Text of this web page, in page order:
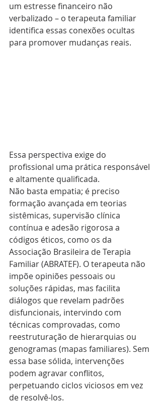
um estresse financeiro não
verbalizado – o terapeuta familiar
identifica essas conexões ocultas
para promover mudanças reais.
Essa perspectiva exige do
profissional uma prática responsável
e altamente qualificada.
Não basta empatia; é preciso
formação avançada em teorias
sistêmicas, supervisão clínica
contínua e adesão rigorosa a
códigos éticos, como os da
Associação Brasileira de Terapia
Familiar (ABRATEF). O terapeuta não
impõe opiniões pessoais ou
soluções rápidas, mas facilita
diálogos que revelam padrões
disfuncionais, intervindo com
técnicas comprovadas, como
reestruturação de hierarquias ou
genogramas (mapas familiares). Sem
essa base sólida, intervenções
podem agravar conflitos,
perpetuando ciclos viciosos em vez
de resolvê-los.